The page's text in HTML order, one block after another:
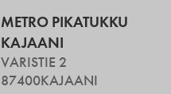
METRO PIKATUKKU
KAJAANI
VARISTIE 2
87400KAJAANI